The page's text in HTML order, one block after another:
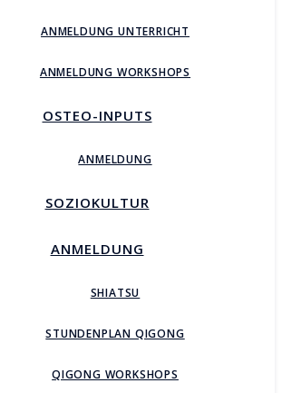
ANMELDUNG UNTERRICHT
ANMELDUNG WORKSHOPS
OSTEO-INPUTS
ANMELDUNG
SOZIOKULTUR
ANMELDUNG
SHIATSU
STUNDENPLAN QIGONG
QIGONG WORKSHOPS